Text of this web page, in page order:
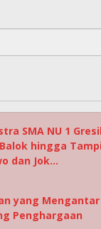
SMA NU 1
hingga
dan Jok…
yang Mengantar
Penghargaan